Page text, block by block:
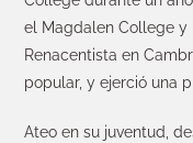
el Magdalen College
Renacentista en
popular, y ejerció una
Ateo en su juventud,